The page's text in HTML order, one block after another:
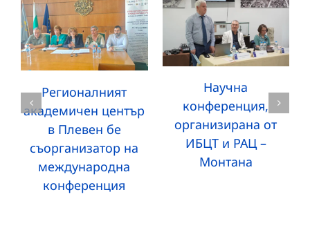
Регионалният
академичен център
в Плевен бе
съорганизатор на
международна
конференция
Научна
конференция,
организирана от
ИБЦТ и РАЦ –
Монтана